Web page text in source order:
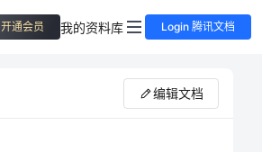
开通会员 我的资料库 Login 腾讯文档
编辑文档